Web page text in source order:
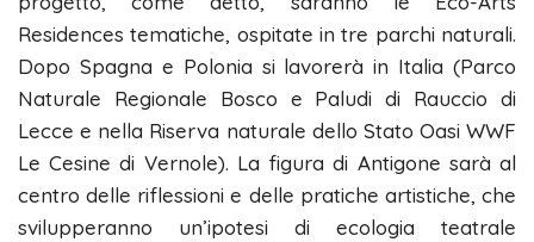
Residences tematiche, ospitate in tre parchi naturali.
Dopo Spagna e Polonia si lavorerà in Italia (Parco
Naturale Regionale Bosco e Paludi di Rauccio di
Lecce e nella Riserva naturale dello Stato Oasi WWF
Le Cesine di Vernole). La figura di Antigone sarà al
centro delle riflessioni e delle pratiche artistiche, che
svilupperanno un’ipotesi di ecologia teatrale